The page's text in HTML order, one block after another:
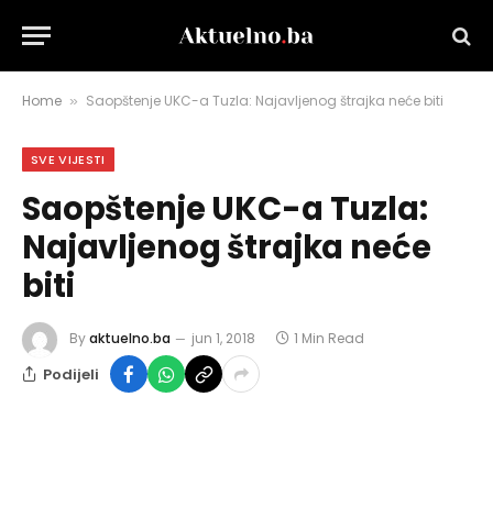
Home » Saopštenje UKC-a Tuzla: Najavljenog štrajka neće biti
SVE VIJESTI
Saopštenje UKC-a Tuzla:
Najavljenog štrajka neće
biti
Byaktuelno.ba jun 1, 2018 1 Min Read
Podijeli